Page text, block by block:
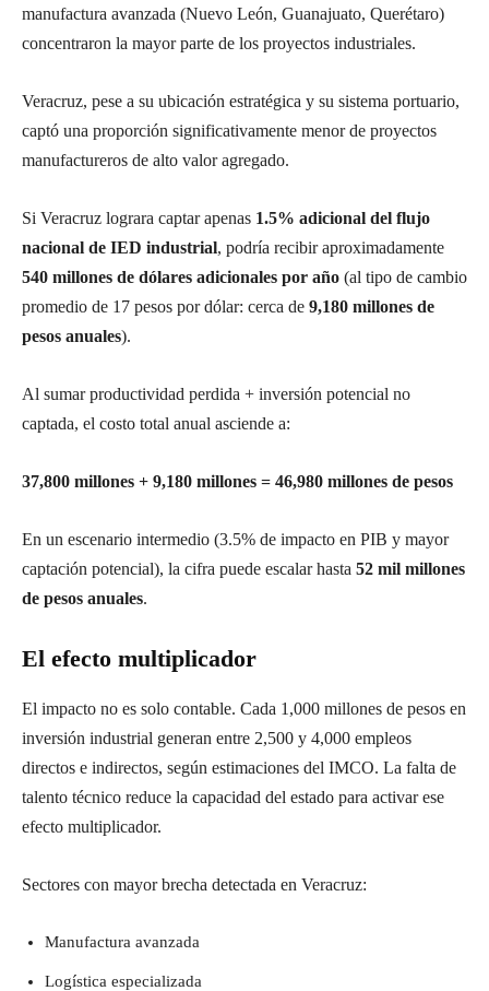
manufactura avanzada (Nuevo León, Guanajuato, Querétaro)
concentraron la mayor parte de los proyectos industriales.
Veracruz, pese a su ubicación estratégica y su sistema portuario,
captó una proporción significativamente menor de proyectos
manufactureros de alto valor agregado.
Si Veracruz lograra captar apenas 1.5% adicional del flujo
nacional de IED industrial, podría recibir aproximadamente
540 millones de dólares adicionales por año (al tipo de cambio
promedio de 17 pesos por dólar: cerca de 9,180 millones de
pesos anuales).
Al sumar productividad perdida + inversión potencial no
captada, el costo total anual asciende a:
37,800 millones + 9,180 millones = 46,980 millones de pesos
En un escenario intermedio (3.5% de impacto en PIB y mayor
captación potencial), la cifra puede escalar hasta 52 mil millones
de pesos anuales.
El efecto multiplicador
El impacto no es solo contable. Cada 1,000 millones de pesos en
inversión industrial generan entre 2,500 y 4,000 empleos
directos e indirectos, según estimaciones del IMCO. La falta de
talento técnico reduce la capacidad del estado para activar ese
efecto multiplicador.
Sectores con mayor brecha detectada en Veracruz:
Manufactura avanzada
Logística especializada